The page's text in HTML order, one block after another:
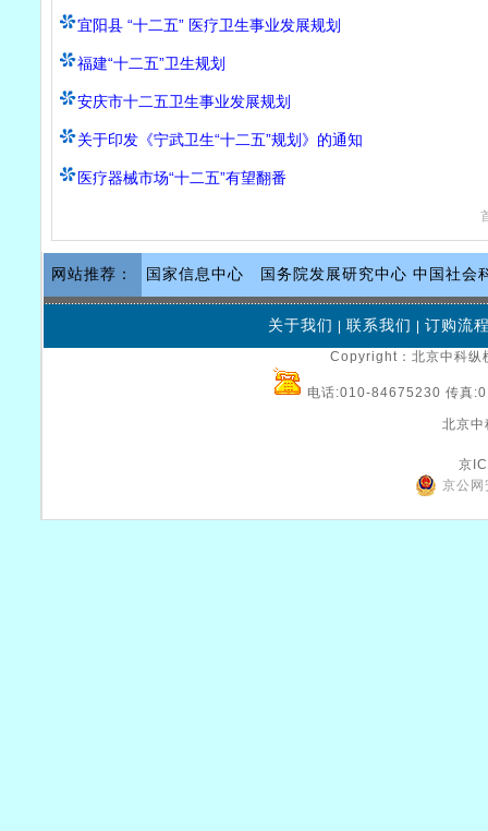
宜阳县 “十二五” 医疗卫生事业发展规划
福建“十二五”卫生规划
安庆市十二五卫生事业发展规划
关于印发《宁武卫生“十二五”规划》的通知
医疗器械市场“十二五”有望翻番
网站推荐： 国家信息中心 国务院发展研究中心 中国社会
关于我们 联系我们 订购流
Copyright：北京中科
电话:010-84675230 传真
北京中
京
京公